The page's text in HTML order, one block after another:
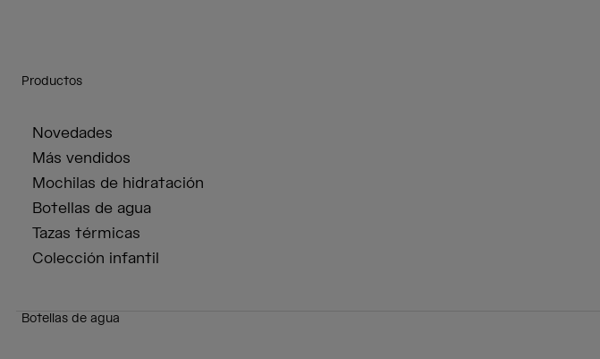
Productos
Novedades
Más vendidos
Mochilas de hidratación
Botellas de agua
Tazas térmicas
Colección infantil
Botellas de agua